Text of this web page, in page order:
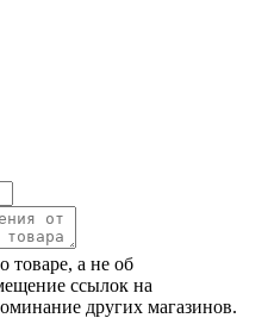
товаре, а не об
ссылок на
других магазинов.